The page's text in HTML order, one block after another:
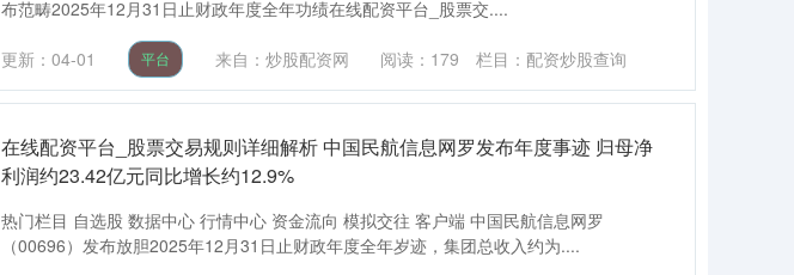
布范畴2025年12月31日止财政年度全年功绩在线配资平台_股票交....
更新：04-01 平台 来自：炒股配资网 阅读： 179 栏目：配资炒股查询
在线配资平台_股票交易规则详细解析 中国民航信息网罗发布年度事迹 归母净
利润约23.42亿元同比增长约12.9%
热门栏目 自选股 数据中心 行情中心 资金流向 模拟交往 客户端 中国民航信息网罗
（00696）发布放胆2025年12月31日止财政年度全年岁迹，集团总收入约为....